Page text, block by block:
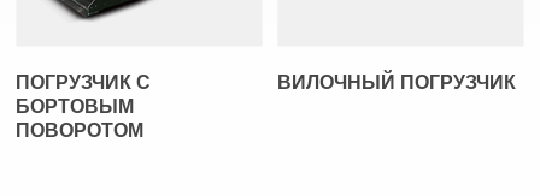
ПОГРУЗЧИК С
БОРТОВЫМ
ПОВОРОТОМ
ВИЛОЧНЫЙ ПОГРУЗЧИК